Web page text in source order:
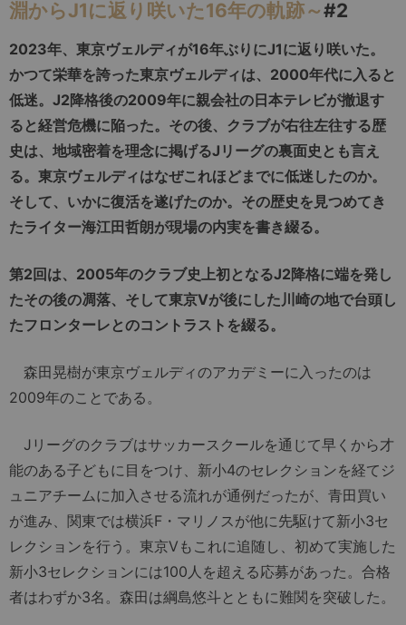
淵からJ1に返り咲いた16年の軌跡～#2
2023年、東京ヴェルディが16年ぶりにJ1に返り咲いた。
かつて栄華を誇った東京ヴェルディは、2000年代に入ると
低迷。J2降格後の2009年に親会社の日本テレビが撤退す
ると経営危機に陥った。その後、クラブが右往左往する歴
史は、地域密着を理念に掲げるJリーグの裏面史とも言え
る。東京ヴェルディはなぜこれほどまでに低迷したのか。
そして、いかに復活を遂げたのか。その歴史を見つめてき
たライター海江田哲朗が現場の内実を書き綴る。
第2回は、2005年のクラブ史上初となるJ2降格に端を発し
たその後の凋落、そして東京Vが後にした川崎の地で台頭し
たフロンターレとのコントラストを綴る。
森田晃樹が東京ヴェルディのアカデミーに入ったのは
2009年のことである。
Jリーグのクラブはサッカースクールを通じて早くから才
能のある子どもに目をつけ、新小4のセレクションを経てジ
ュニアチームに加入させる流れが通例だったが、青田買い
が進み、関東では横浜F・マリノスが他に先駆けて新小3セ
レクションを行う。東京Vもこれに追随し、初めて実施した
新小3セレクションには100人を超える応募があった。合格
者はわずか3名。森田は綱島悠斗とともに難関を突破した。